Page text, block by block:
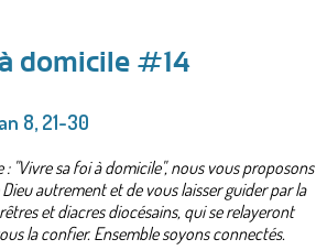
domicile #14
8, 21-30
"Vivre sa foi à domicile", nous vous proposons
autrement et de vous laisser guider par la
et diacres diocésains, qui se relayeront
la confier. Ensemble soyons connectés.